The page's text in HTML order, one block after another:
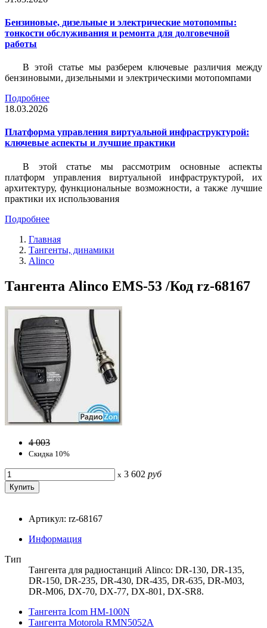
Бензиновые, дизельные и электрические мотопомпы:
тонкости обслуживания и ремонта для долговечной
работы
В этой статье мы разберем ключевые различия между
бензиновыми, дизельными и электрическими мотопомпами
Подробнее
18.03.2026
Платформа управления виртуальной инфраструктурой:
ключевые аспекты и лучшие практики
В этой статье мы рассмотрим основные аспекты
платформ управления виртуальной инфраструктурой, их
архитектуру, функциональные возможности, а также лучшие
практики их использования
Подробнее
Главная
Тангенты, динамики
Alinco
Тангента Alinco EMS-53 /Код rz-68167
4 003
Скидка 10%
x 3 602 руб
Артикул: rz-68167
Информация
Тип
Тангента для радиостанций Alinco: DR-130, DR-135,
DR-150, DR-235, DR-430, DR-435, DR-635, DR-M03,
DR-M06, DX-70, DX-77, DX-801, DX-SR8.
Тангента Icom HM-100N
Тангента Motorola RMN5052A